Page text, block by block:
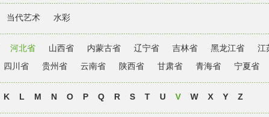
当代艺术 水彩
河北省 山西省 内蒙古省 辽宁省 吉林省 黑龙江省 江
四川省 贵州省 云南省 陕西省 甘肃省 青海省 宁夏省
K L M N O P Q R S T U V W X Y Z